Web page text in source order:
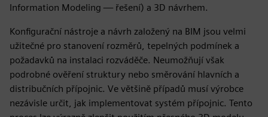
Information Modeling — řešení) a 3D návrhem.
Konfigurační nástroje a návrh založený na BIM jsou velmi
užitečné pro stanovení rozměrů, tepelných podmínek a
požadavků na instalaci rozváděče. Neumožňují však
podrobné ověření struktury nebo směrování hlavních a
distribučních přípojnic. Ve většině případů musí výrobce
nezávisle určit, jak implementovat systém přípojnic. Tento